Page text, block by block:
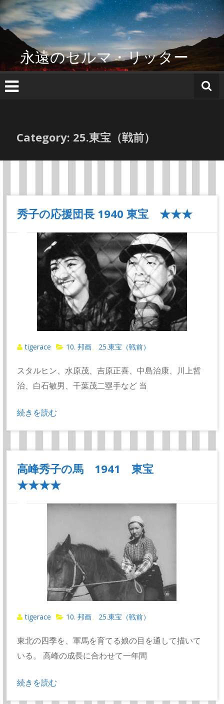
コ
ン
テ
へ
ス
キ
永遠のセルマ・リッター
Category: 25.東宝（戦前）
秀子の応援団長 1940 東宝 ★★★
tigerace 10. 邦画 25.東宝（戦前）
スタルヒン、水原茂、吉原正喜、中島治康、川上哲
治、白石敏男、千葉茂二塁手など 当
続きを読む
高峰秀子の馬 1941 東宝
★★★★
tigerace 10. 邦画 25.東宝（戦前）
東北の四季を、軍馬を育てる娘の目を通して描いて
いる。 高峰の成長に合わせて一年間
続きを読む